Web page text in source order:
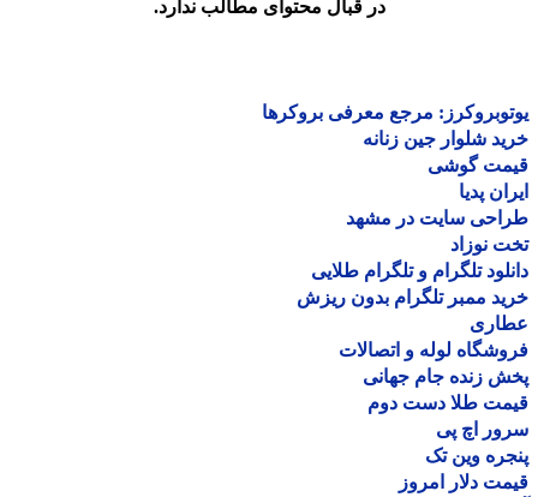
در قبال محتوای مطالب ندارد.
مرجع معرفی بروکرها
شلوار جین زنانه
گوشی
پدیا
سایت در مشهد
نوزاد
تلگرام و تلگرام طلایی
ممبر تلگرام بدون ریزش
لوله و اتصالات
زنده جام جهانی
طلا دست دوم
اچ پی
وین تک
دلار امروز